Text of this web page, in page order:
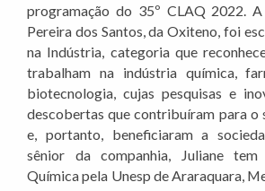
programação do 35º CLAQ 2022.
Pereira dos Santos, da Oxiteno, foi
na Indústria, categoria que
trabalham na indústria química,
biotecnologia, cujas pesquisas e
descobertas que contribuíram para o
e, portanto, beneficiaram a
sênior da companhia, Juliane tem
Química pela Unesp de Araraquara,